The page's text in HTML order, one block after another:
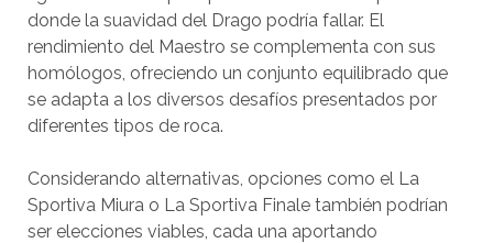
donde la suavidad del Drago podría fallar. El
rendimiento del Maestro se complementa con sus
homólogos, ofreciendo un conjunto equilibrado que
se adapta a los diversos desafíos presentados por
diferentes tipos de roca.
Considerando alternativas, opciones como el La
Sportiva Miura o La Sportiva Finale también podrían
ser elecciones viables, cada una aportando